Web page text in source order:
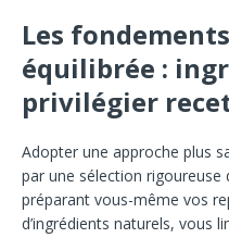
Les
équilibrée :
privilégier
Adopter une approche plus
par une sélection rigoureuse
préparant vous-même vos
d’ingrédients naturels, vous